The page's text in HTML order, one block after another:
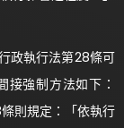
政執行法第28條可
強制方法如下：
則規定：「依執行